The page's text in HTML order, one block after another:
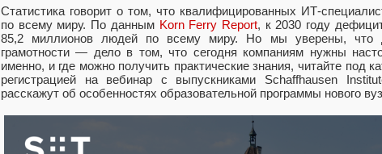
Статистика говорит о том, что квалифицированных ИТ-
по всему миру. По данным Korn Ferry Report, к 2030 году
85,2 миллионов людей по всему миру. Но мы уверены, что
грамотности — дело в том, что сегодня компаниям нужны
именно, и где можно получить практические знания, читайте под
регистрацией на вебинар с выпускниками Schaffhausen
расскажут об особенностях образовательной программы нового